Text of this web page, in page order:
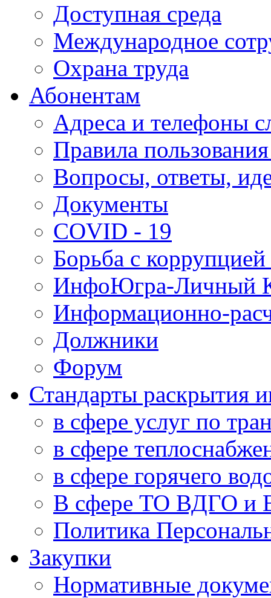
Доступная среда
Международное
Охрана труда
Абонентам
Адреса и телефоны
Правила
Вопросы, ответы,
Документы
COVID - 19
Борьба с
ИнфоЮгра-Личный
Информационно-
Должники
Форум
Стандарты раскрытия
в сфере услуг по
в сфере
в сфере горячего
В сфере ТО ВДГО и
Политика
Закупки
Нормативные